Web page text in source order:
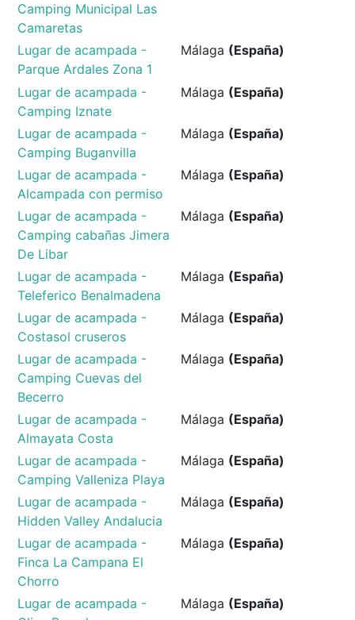
Camping Municipal Las
Camaretas
Lugar de acampada -
Parque Ardales Zona 1
Málaga (España)
Lugar de acampada -
Camping Iznate
Málaga (España)
Lugar de acampada -
Camping Buganvilla
Málaga (España)
Lugar de acampada -
Alcampada con permiso
Málaga (España)
Lugar de acampada -
Camping cabañas Jimera
De Libar
Málaga (España)
Lugar de acampada -
Teleferico Benalmadena
Málaga (España)
Lugar de acampada -
Costasol cruseros
Málaga (España)
Lugar de acampada -
Camping Cuevas del
Becerro
Málaga (España)
Lugar de acampada -
Almayata Costa
Málaga (España)
Lugar de acampada -
Camping Valleniza Playa
Málaga (España)
Lugar de acampada -
Hidden Valley Andalucia
Málaga (España)
Lugar de acampada -
Finca La Campana El
Chorro
Málaga (España)
Lugar de acampada -
Málaga (España)